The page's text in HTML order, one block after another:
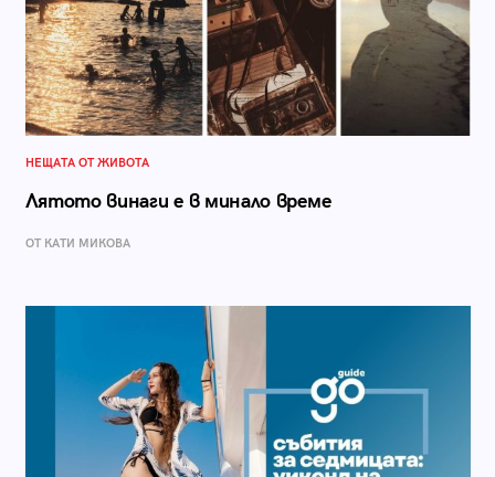
НЕЩАТА ОТ ЖИВОТА
Лятото винаги е в минало време
ОТ КАТИ МИКОВА